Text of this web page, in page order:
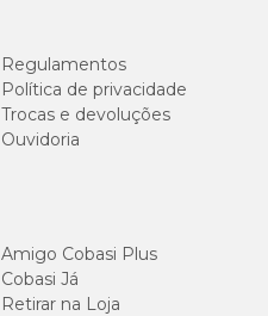
Regulamentos
Política de privacidade
Trocas e devoluções
Ouvidoria
Amigo Cobasi Plus
Cobasi Já
Retirar na Loja